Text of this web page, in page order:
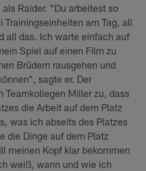
Raider. "Du arbeitest so
Trainingseinheiten am Tag, all
all das. Ich warte einfach auf
Spiel auf einen Film zu
Brüdern rausgehen und
sagte er. Der
Teamkollegen Miller zu, dass
die Arbeit auf dem Platz
was ich abseits des Platzes
die Dinge auf dem Platz
meinen Kopf klar bekommen
weiß, wann und wie ich